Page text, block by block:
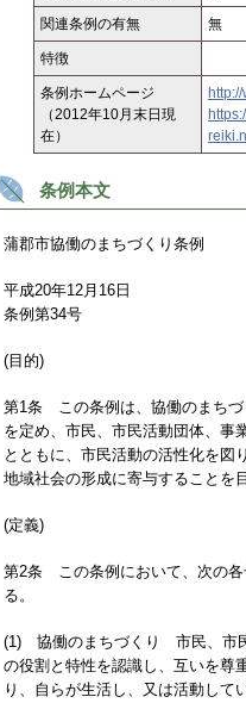
関連条例の有無 無
特徴
条例ホームページ
（2012年10月末日現
在）
条例本文
蒲郡市協働のまちづくり条例
平成20年12月16日
条例第34号
(目的)
第1条 この条例は、協働のまちづ
を定め、市民、市民活動団体、事
とともに、市民活動の活性化を図
地域社会の形成に寄与することを
(定義)
第2条 この条例において、次の各
る。
(1) 協働のまちづくり 市民、市
の役割と特性を認識し、互いを尊
り、自らが生活し、又は活動して